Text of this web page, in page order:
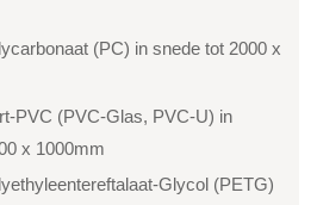
(PC) in snede tot 2000 x
PVC (PVC-Glas, PVC-U) in
x 1000mm
Glycol (PETG)